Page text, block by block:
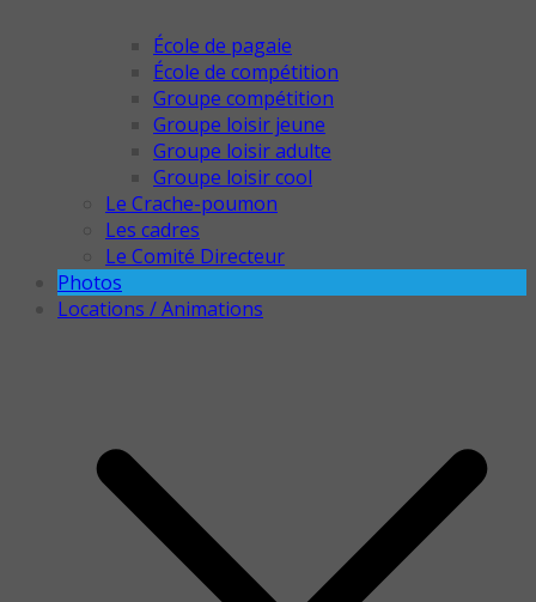
École de pagaie
École de compétition
Groupe compétition
Groupe loisir jeune
Groupe loisir adulte
Groupe loisir cool
Le Crache-poumon
Les cadres
Le Comité Directeur
Photos
Locations / Animations